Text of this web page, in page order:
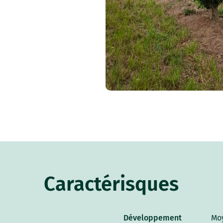
Caractérisques
Développement